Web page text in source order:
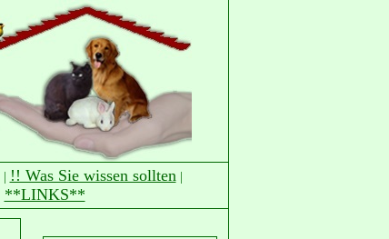
!! Was Sie wissen sollten|
**LINKS**